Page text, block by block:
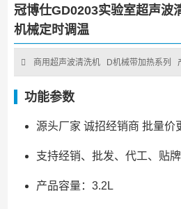
冠博仕GD0203实验室超声波
机械定时调温
商用超声波清洗机 D机械带加热系列
功能参数
源头厂家 诚招经销商 批量价
支持经销、批发、代工、贴牌
产品容量：3.2L